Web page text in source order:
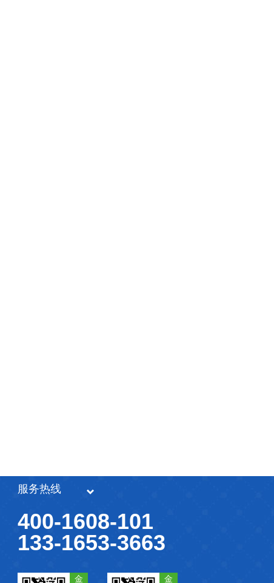
服务热线
400-1608-101
133-1653-3663
金 金